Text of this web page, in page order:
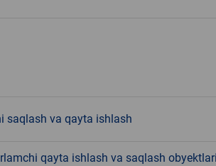
saqlash va qayta ishlash
qayta ishlash va saqlash obyektlari